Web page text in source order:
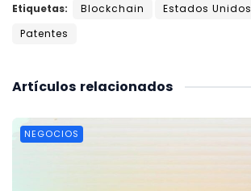
Etiquetas: Blockchain Estados Unidos
Patentes
relacionados
Artículos
NEGOCIOS